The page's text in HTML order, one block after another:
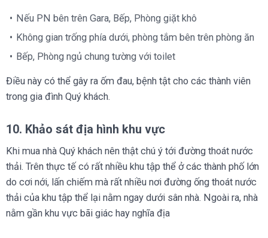
Nếu PN bên trên Gara, Bếp, Phòng giặt khô
Không gian trống phía dưới, phòng tắm bên trên phòng ăn
Bếp, Phòng ngủ chung tường với toilet
Điều này có thể gây ra ốm đau, bệnh tật cho các thành viên
trong gia đình Quý khách.
10. Khảo sát địa hình khu vực
Khi mua nhà Quý khách nên thật chú ý tới đường thoát nước
thải. Trên thực tế có rất nhiều khu tập thể ở các thành phố lớn
do cơi nới, lấn chiếm mà rất nhiều nơi đường ống thoát nước
thải của khu tập thể lại nằm ngay dưới sân nhà. Ngoài ra, nhà
nằm gần khu vực bãi giác hay nghĩa địa